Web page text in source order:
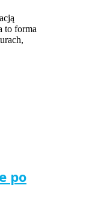
to forma
po